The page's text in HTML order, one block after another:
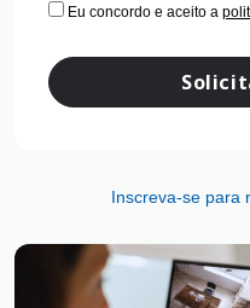
Eu concordo e aceito a
Inscreva-se para